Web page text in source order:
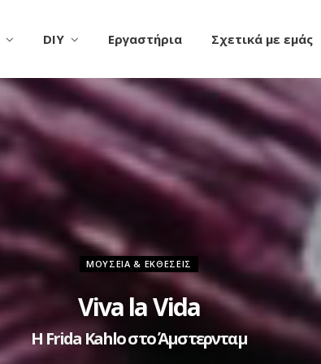
DIY Εργαστήρια Σχετικά με εμάς
ΜΟΥΣΕΊΑ & EΚΘΈΣΕΙΣ
Viva la Vida
Η Frida Kahlo στο Άμστερνταμ